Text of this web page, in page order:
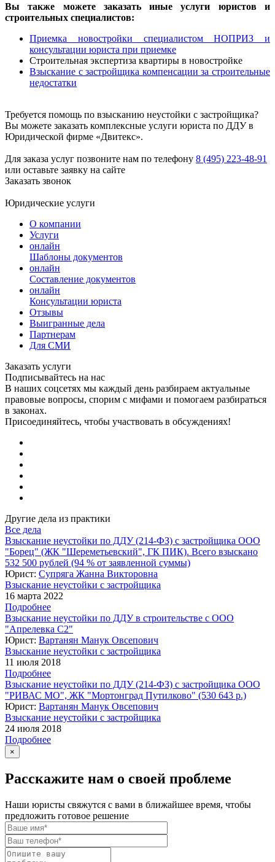
Вы также можете заказать иные услуги юристов и
строительных специалистов:
Приемка новостройки специалистом НОПРИЗ и
консультации юриста при приемке
Строительная экспертиза квартиры в новостройке
Взыскание с застройщика компенсации за строительные
недостатки
Требуется помощь по взысканию неустойки с застройщика?
Вы можете заказать комплексные услуги юриста по ДДУ в
Юридической фирме «Двитекс».
Для заказа услуг позвоните нам по телефону 8 (495) 223-48-91
или оставьте заявку на сайте
Заказать звонок
Юридические услуги
О компании
Услуги
онлайн
Шаблоны документов
онлайн
Составление документов
онлайн
Консультации юриста
Отзывы
Выигранные дела
Партнерам
Для СМИ
Заказать услуги
Подписывайтесь на нас
В наших соцсетях мы каждый день разбираем актуальные
правовые вопросы, спорим с мифами и помогаем разбираться
в законах.
Присоединяйтесь, чтобы участвовать в обсуждениях!
Другие дела из практики
Все дела
Взыскание неустойки по ДДУ (214-ФЗ) с застройщика ООО
"Борец" (ЖК "Шереметьевский", ГК ПИК). Всего взыскано
532 500 рублей (94 % от заявленной суммы)
Юрист: Супряга Жанна Викторовна
Взыскание неустойки с застройщика
16 марта 2022
Подробнее
Взыскание неустойки по ДДУ в строительстве с ООО
"Апрелевка С2"
Юрист: Вартанян Манук Овсепович
Взыскание неустойки с застройщика
11 июля 2018
Подробнее
Взыскание неустойки по ДДУ (214-ФЗ) с застройщика ООО
"РИВАС МО", ЖК "Мортонград Путилково" (530 643 р.)
Юрист: Вартанян Манук Овсепович
Взыскание неустойки с застройщика
24 июля 2018
Подробнее
×
Расскажите нам о своей проблеме
Наши юристы свяжутся с вами в ближайшее время, чтобы
предложить готовое решение